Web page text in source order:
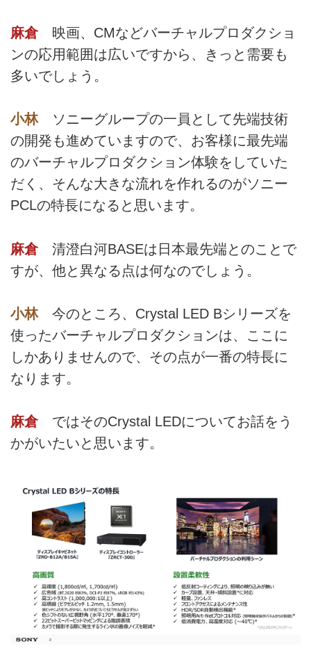
麻倉映画、CMなどバーチャルプロダクショ
ンの応用範囲は広いですから、きっと需要も
多いでしょう。
小林ソニーグループの一員として先端技術
の開発も進めていますので、お客様に最先端
のバーチャルプロダクション体験をしていた
だく、そんな大きな流れを作れるのがソニー
PCLの特長になると思います。
麻倉清澄白河BASEは日本最先端とのことで
すが、他と異なる点は何なのでしょう。
小林今のところ、Crystal LED Bシリーズを
使ったバーチャルプロダクションは、ここに
しかありませんので、その点が一番の特長に
なります。
麻倉ではそのCrystal LEDについてお話をう
かがいたいと思います。